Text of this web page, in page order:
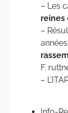
– Les
reines
–
F.
–